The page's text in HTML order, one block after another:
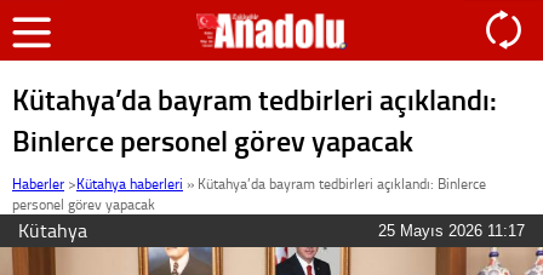
Kütahya’da bayram tedbirleri açıklandı:
Binlerce personel görev yapacak
Haberler >Kütahya haberleri » Kütahya’da bayram tedbirleri açıklandı: Binlerce
personel görev yapacak
Kütahya 25 Mayıs 2026 11:17